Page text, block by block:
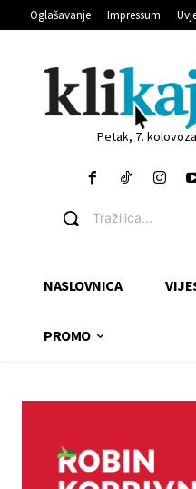
Oglašavanje Impressum
Petak, 7.
Tražilica...
NASLOVNICA
PROMO